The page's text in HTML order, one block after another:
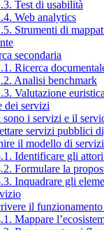
Test di usabilità
Web analytics
Strumenti di
secondaria
Ricerca
Analisi benchmark
Valutazione euristica
dei servizi
sono i servizi e il
servizi pubblici
il modello di
Identificare gli
Formulare la
Inquadrare gli
il
Mappare